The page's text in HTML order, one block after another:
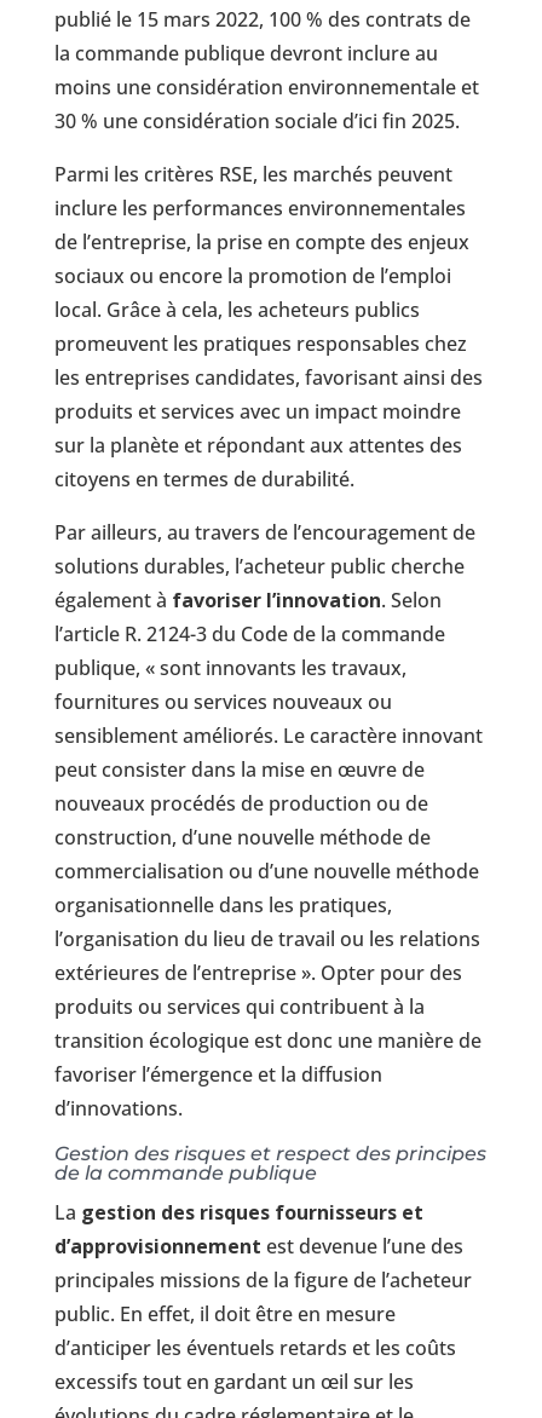
publié le 15 mars 2022, 100 % des contrats de
la commande publique devront inclure au
moins une considération environnementale et
30 % une considération sociale d’ici fin 2025.
Parmi les critères RSE, les marchés peuvent
inclure les performances environnementales
de l’entreprise, la prise en compte des enjeux
sociaux ou encore la promotion de l’emploi
local. Grâce à cela, les acheteurs publics
promeuvent les pratiques responsables chez
les entreprises candidates, favorisant ainsi des
produits et services avec un impact moindre
sur la planète et répondant aux attentes des
citoyens en termes de durabilité.
Par ailleurs, au travers de l’encouragement de
solutions durables, l’acheteur public cherche
également à favoriser l’innovation. Selon
l’article R. 2124-3 du Code de la commande
publique, « sont innovants les travaux,
fournitures ou services nouveaux ou
sensiblement améliorés. Le caractère innovant
peut consister dans la mise en œuvre de
nouveaux procédés de production ou de
construction, d’une nouvelle méthode de
commercialisation ou d’une nouvelle méthode
organisationnelle dans les pratiques,
l’organisation du lieu de travail ou les relations
extérieures de l’entreprise ». Opter pour des
produits ou services qui contribuent à la
transition écologique est donc une manière de
favoriser l’émergence et la diffusion
d’innovations.
Gestion des risques et respect des principes
de la commande publique
La gestion des risques fournisseurs et
d’approvisionnement est devenue l’une des
principales missions de la figure de l’acheteur
public. En effet, il doit être en mesure
d’anticiper les éventuels retards et les coûts
excessifs tout en gardant un œil sur les